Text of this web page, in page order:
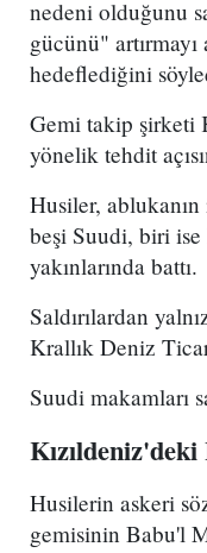
nedeni olduğunu
gücünü"
hedeflediğini
Gemi takip şirketi
yönelik tehdit
Husiler,
beşi Suudi, biri
yakınlarında battı.
Saldırılardan
Krallık Deniz
Suudi makamları
Kızıldeniz'deki
Husilerin askeri
gemisinin Babu'l